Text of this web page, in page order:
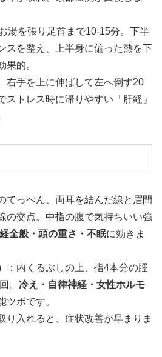
湯を張り足首まで10-15分。下半
スを整え、上半身に偏った熱を下
果的。
右手を上に伸ばして左へ倒す20
ストレス時に滞りやすい「肝経」
てっぺん、両耳を結んだ線と眉間
の交点。中指の腹で気持ちいい強
全般・頭の重さ・不眠に効きま
：内くるぶしの上、指4本分の脛
。 冷え・自律神経・女性ホルモ
ツボです。
り入れると、症状改善が早まりま